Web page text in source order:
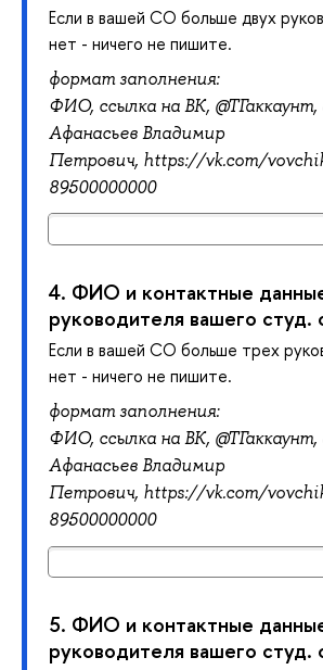
Если в вашей СО больше двух
нет - ничего не пишите.
формат заполнения:
ФИО, ссылка на ВК, @ТГаккаунт,
Афанасьев Владимир
Петрович, https://vk.com/
89500000000
4. ФИО и контактные
руководителя вашего студ.
Если в вашей СО больше трех
нет - ничего не пишите.
формат заполнения:
ФИО, ссылка на ВК, @ТГаккаунт,
Афанасьев Владимир
Петрович, https://vk.com/
89500000000
5. ФИО и контактные
руководителя вашего студ.